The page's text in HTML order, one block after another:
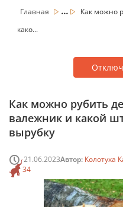
Главная ...
Как можно
како...
Как можно рубить
валежник и какой
вырубку
21.06.2023Автор: Колотуха
34